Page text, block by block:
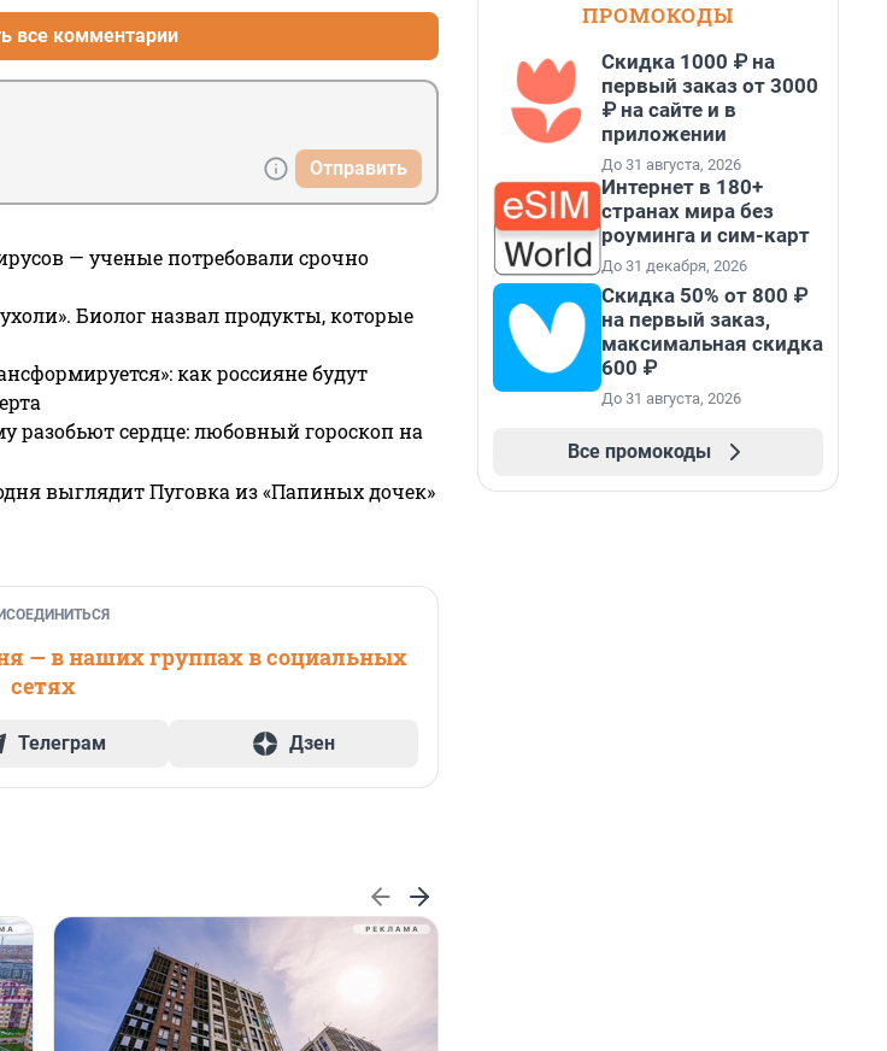
все комментарии
Отправить
— ученые потребовали срочно
Биолог назвал продукты, которые
как россияне будут
разобьют сердце: любовный гороскоп на
выглядит Пуговка из «Папиных дочек»
— в наших группах в социальных
сетях
Телеграм Дзен
ПРОМОКОДЫ
Скидка 1000 ₽ на
первый заказ от 3000
₽ на сайте и в
приложении
До 31 августа, 2026
Интернет в 180+
странах мира без
роуминга и сим-карт
До 31 декабря, 2026
Скидка 50% от 800 ₽
на первый заказ,
максимальная скидка
600 ₽
До 31 августа, 2026
Все промокоды